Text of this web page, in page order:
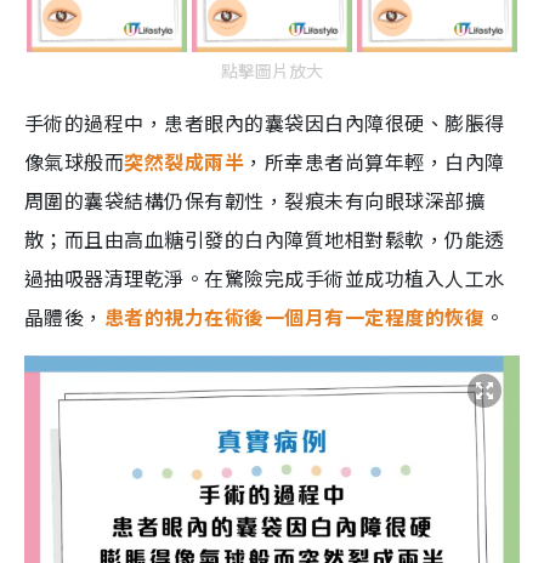
點擊圖片放大
手術的過程中，患者眼內的囊袋因白內障很硬、膨脹得
像氣球般而突然裂成兩半 ，所幸患者尚算年輕，白內障
周圍的囊袋結構仍保有韌性，裂痕未有向眼球深部擴
散；而且由高血糖引發的白內障質地相對鬆軟，仍能透
過抽吸器清理乾淨。在驚險完成手術並成功植入人工水
晶體後， 患者的視力在術後一個月有一定程度的恢復 。